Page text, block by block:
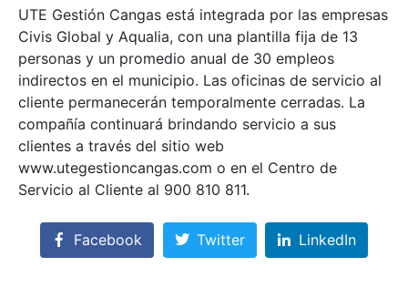
UTE Gestión Cangas está integrada por las empresas
Civis Global y Aqualia, con una plantilla fija de 13
personas y un promedio anual de 30 empleos
indirectos en el municipio. Las oficinas de servicio al
cliente permanecerán temporalmente cerradas. La
compañía continuará brindando servicio a sus
clientes a través del sitio web
www.utegestioncangas.com o en el Centro de
Servicio al Cliente al 900 810 811.
Facebook Twitter LinkedIn